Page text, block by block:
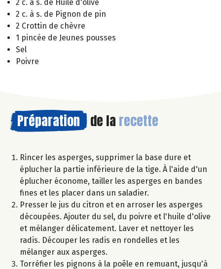
2 c. à s. de Huile d'olive
2 c. à s. de Pignon de pin
2 Crottin de chèvre
1 pincée de Jeunes pousses
Sel
Poivre
Préparation de la recette
Rincer les asperges, supprimer la base dure et
éplucher la partie inférieure de la tige. À l'aide d'un
éplucher économe, tailler les asperges en bandes
fines et les placer dans un saladier.
Presser le jus du citron et en arroser les asperges
découpées. Ajouter du sel, du poivre et l'huile d'olive
et mélanger délicatement. Laver et nettoyer les
radis. Découper les radis en rondelles et les
mélanger aux asperges.
Torréfier les pignons à la poêle en remuant, jusqu'à